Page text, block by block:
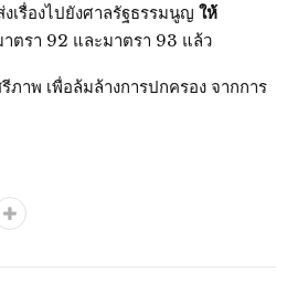
เรื่องไปยังศาลรัฐธรรมนูญ ให้
ตรา 92 และมาตรา 93 แล้ว
าพ เพื่อล้มล้างการปกครอง จากการ